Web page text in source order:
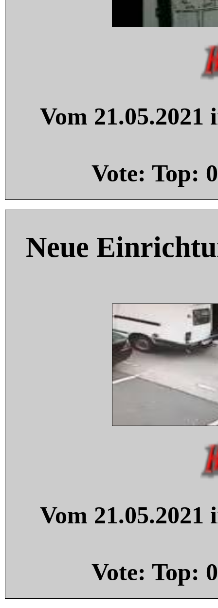
Vom
Vote: Top: 0
Neue
Vom
Vote: Top: 0